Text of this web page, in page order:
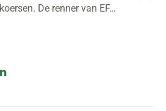
De renner van EF…